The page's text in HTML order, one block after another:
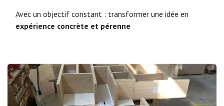
Avec un objectif constant : transformer une idée en
expérience concrète et pérenne